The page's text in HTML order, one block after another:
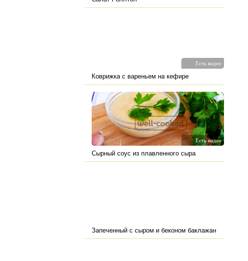
Есть видео
Коврижка с вареньем на кефире
Есть видео
Сырный соус из плавленного сыра
Запеченный с сыром и беконом баклажан